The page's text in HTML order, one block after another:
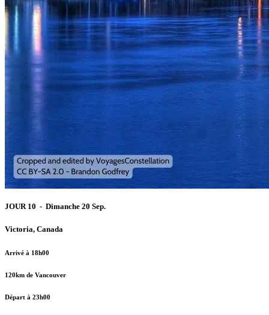
JOUR 10 - Dimanche 20 Sep.
Victoria, Canada
Arrivé à 18h00
120km de Vancouver
Départ à 23h00